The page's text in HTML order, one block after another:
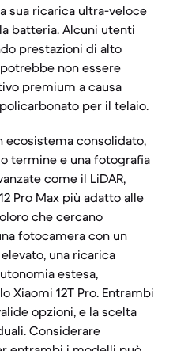
sua ricarica ultra-veloce
batteria. Alcuni utenti
prestazioni di alto
non essere
premium a causa
per il telaio.
ecosistema consolidato,
termine e una fotografia
come il LiDAR,
Pro Max più adatto alle
che cercano
fotocamera con un
una ricarica
estesa,
Xiaomi 12T Pro. Entrambi
opzioni, e la scelta
Considerare